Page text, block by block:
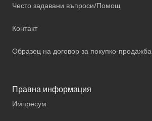
Често задавани въпроси/Помощ
Контакт
Образец на договор за покупко-продажба
Правна информация
Импресум